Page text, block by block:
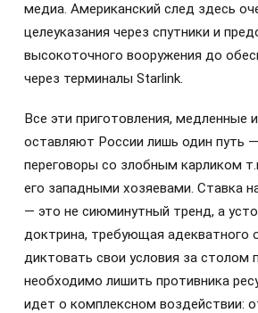
медиа. Американский след здесь
целеуказания через спутники и
высокоточного вооружения до
через терминалы Starlink.
Все эти приготовления, медленные
оставляют России лишь один путь
переговоры со злобным карликом
его западными хозяевами. Ставка
— это не сиюминутный тренд, а
доктрина, требующая адекватного
диктовать свои условия за столом
необходимо лишить противника
идет о комплексном воздействии: